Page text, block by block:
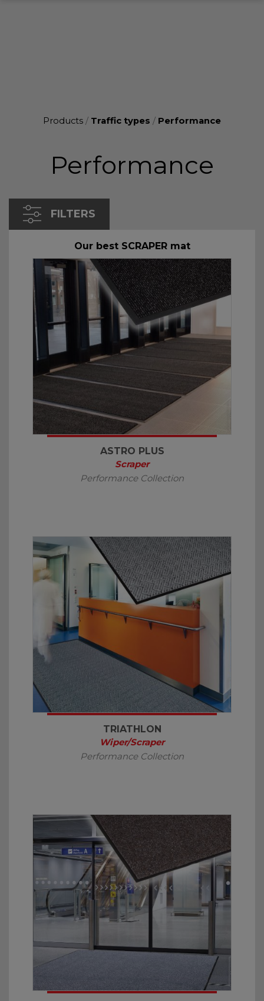
Products / Traffic types / Performance
Performance
FILTERS
Our best SCRAPER mat
ASTRO PLUS
Scraper
Performance Collection
TRIATHLON
Wiper/Scraper
Performance Collection